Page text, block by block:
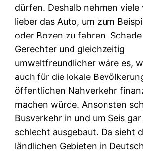
dürfen. Deshalb nehmen viele
lieber das Auto, um zum
oder Bozen zu fahren.
Gerechter und gleichzeitig
umweltfreundlicher wäre es,
auch für die lokale
öffentlichen Nahverkehr
machen würde. Ansonsten
Busverkehr in und um Seis
schlecht ausgebaut. Da sieht
ländlichen Gebieten in